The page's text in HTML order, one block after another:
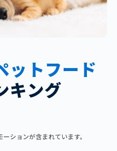
ットフード
キング
ションが含まれています。